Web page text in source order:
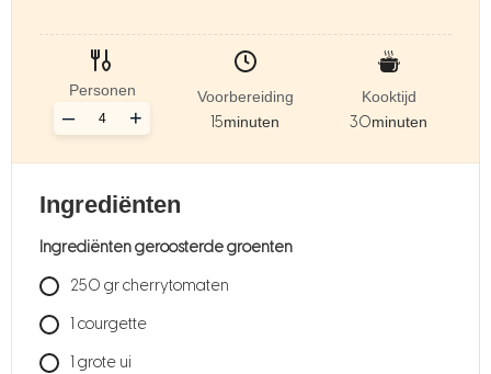
Personen
+
–
Voorbereiding
15minuten
Kooktijd
30minuten
Ingrediënten
Ingrediënten geroosterde groenten
250 grcherrytomaten
1 courgette
1 grote ui